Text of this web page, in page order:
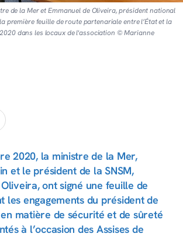
de la Mer et Emmanuel de Oliveira, président national
première feuille de route partenariale entre l’État et la
2020 dans les locaux de l'association © Marianne
2020, la ministre de la Mer,
et le président de la SNSM,
ont signé une feuille de
les engagements du président de
matière de sécurité et de sûreté
à l’occasion des Assises de